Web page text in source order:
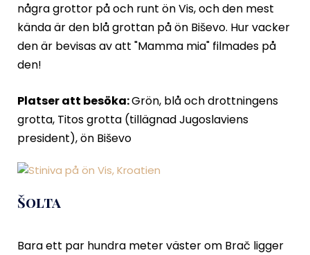
några grottor på och runt ön Vis, och den mest
kända är den blå grottan på ön Biševo. Hur vacker
den är bevisas av att "Mamma mia" filmades på
den!
Platser att besöka:Grön, blå och drottningens
grotta, Titos grotta (tillägnad Jugoslaviens
president), ön Biševo
Šolta
Bara ett par hundra meter väster om Brač ligger